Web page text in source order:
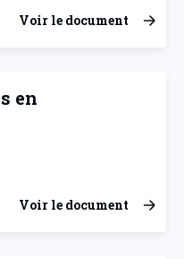
Voir le document
en
Voir le document